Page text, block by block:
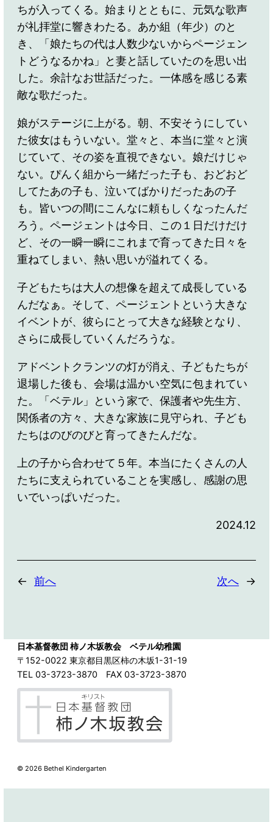
ちが入ってくる。始まりとともに、元気な歌声
が礼拝堂に響きわたる。あか組（年少）のと
き、「娘たちの代は人数少ないからページェン
トどうなるかね」と妻と話していたのを思い出
した。余計なお世話だった。一体感を感じる素
敵な歌だった。
娘がステージに上がる。朝、不安そうにしてい
た彼女はもういない。堂々と、本当に堂々と演
じていて、その姿を直視できない。娘だけじゃ
ない。ぴんく組から一緒だった子も、おどおど
してたあの子も、泣いてばかりだったあの子
も。皆いつの間にこんなに頼もしくなったんだ
ろう。ページェントは今日、この１日だけだけ
ど、その一瞬一瞬にこれまで育ってきた日々を
重ねてしまい、熱い思いが溢れてくる。
子どもたちは大人の想像を超えて成長している
んだなぁ。そして、ページェントという大きな
イベントが、彼らにとって大きな経験となり、
さらに成長していくんだろうな。
アドベントクランツの灯が消え、子どもたちが
退場した後も、会場は温かい空気に包まれてい
た。「ベテル」という家で、保護者や先生方、
関係者の方々、大きな家族に見守られ、子ども
たちはのびのびと育ってきたんだな。
上の子から合わせて５年。本当にたくさんの人
たちに支えられていることを実感し、感謝の思
いでいっぱいだった。
2024.12
← 前へ 次へ →
日本基督教団 柿ノ木坂教会 ベテル幼稚園
〒152-0022 東京都目黒区柿の木坂1-31-19
TEL 03-3723-3870 FAX 03-3723-3870
© 2026 Bethel Kindergarten